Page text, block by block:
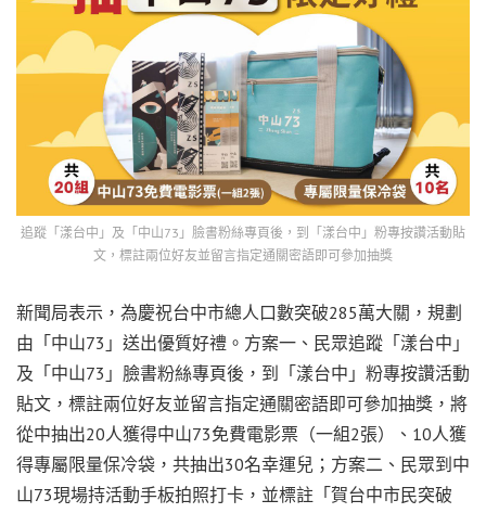
追蹤「漾台中」及「中山73」臉書粉絲專頁後，到「漾台中」粉專按讚活動貼
文，標註兩位好友並留言指定通關密語即可參加抽獎
新聞局表示，為慶祝台中市總人口數突破285萬大關，規劃
由「中山73」送出優質好禮。方案一、民眾追蹤「漾台中」
及「中山73」臉書粉絲專頁後，到「漾台中」粉專按讚活動
貼文，標註兩位好友並留言指定通關密語即可參加抽獎，將
從中抽出20人獲得中山73免費電影票（一組2張）、10人獲
得專屬限量保冷袋，共抽出30名幸運兒；方案二、民眾到中
山73現場持活動手板拍照打卡，並標註「賀台中市民突破